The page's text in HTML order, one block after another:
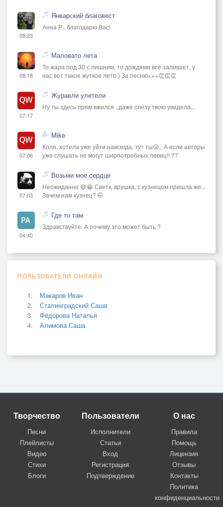
08:23
Январский благовест
Анна Р., благодарю Вас!
08:18
Маловато лета
То жара под 30 с лишним, то дождями всё заливает, у
нас вот такое жуткое лето ) За песню+++👏👏👏
07:17
Журавли улетели
Ну ты здесь прям вжился ..даже слезу твою увидела...
07:06
Mike
Коля, хотела уже уйти навсегда, тут ты😜.. А если авторы
уже слушать не могут ширпотребных певиц!! ??
07:03
Возьми мое сердце
Неожиданно 😄😁 Светк, врушка, с кузнецом пришла же...
Зачем нам кузнец? 🤭
04:40
Где то там
Здравствуйте. А почему это может быть ?
ПОЛЬЗОВАТЕЛИ ОНЛАЙН
Макаров Иван
Сталинградский Саша
Фёдорова Наталья
Алимова Саша
Творчество
Песни
Плейлисты
Видео
Стихи
Блоги
Пользователи
Исполнители
Статьи
Вход
Регистрация
Подтверждение
О нас
Правила
Помощь
Лицензия
Отзывы
Контакты
Политика
конфиденциальности